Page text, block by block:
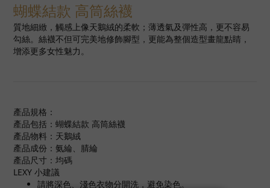
蝴蝶結款 高筒絲襪
質地細緻，觸感上像天鵝絨的柔軟；薄透氣及彈性高，更不容易
勾絲。絲襪不但可完美地修飾腳型，更能為整個造型畫龍點睛，
增添更多女性魅力。
產品規格：
產品包括：蝴蝶結款 高筒絲襪
產品物料：天鵝絨
產品成份：氨綸、腈綸
產品尺寸：均碼
LEXY 小建議
請將深色、淺色衣物分開洗，避免染色。